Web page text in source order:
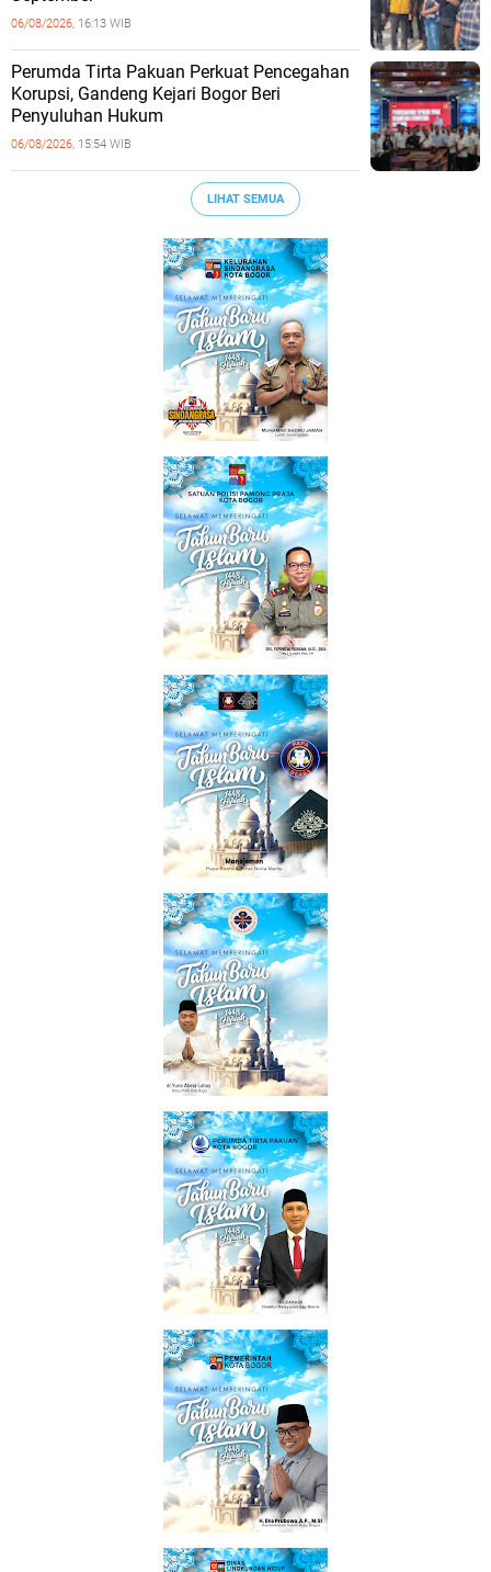
06/08/2026, 16:13 WIB
Perumda Tirta Pakuan Perkuat Pencegahan
Korupsi, Gandeng Kejari Bogor Beri
Penyuluhan Hukum
06/08/2026, 15:54 WIB
LIHAT SEMUA